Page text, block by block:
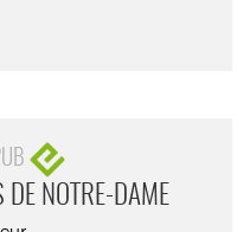
DE NOTRE-DAME